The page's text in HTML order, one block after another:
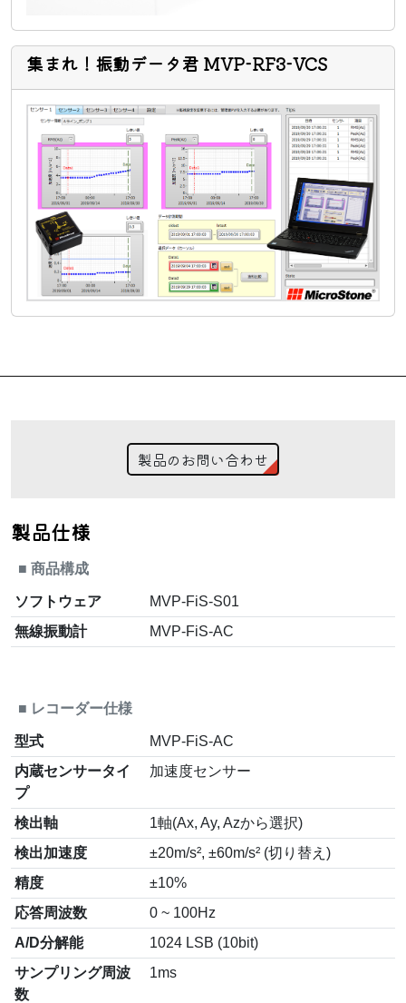
集まれ！振動データ君 MVP-RF3-VCS
製品のお問い合わせ
製品仕様
■ 商品構成
ソフトウェア
MVP-FiS-S01
無線振動計
MVP-FiS-AC
■ レコーダー仕様
型式
MVP-FiS-AC
内蔵センサータイ
プ
加速度センサー
検出軸
1軸(Ax, Ay, Azから選択)
検出加速度
±20m/s², ±60m/s² (切り替え)
精度
±10%
応答周波数
0 ~ 100Hz
A/D分解能
1024 LSB (10bit)
サンプリング周波
数
1ms